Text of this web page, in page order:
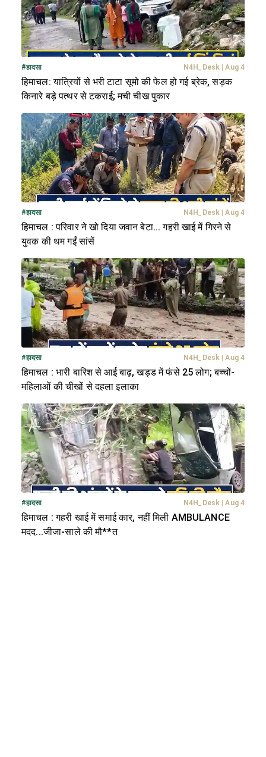
#हादसा N4H_Desk | Aug 4
हिमाचल: यात्रियों से भरी टाटा सूमो की फेल हो गई ब्रेक, सड़क
किनारे बड़े पत्थर से टकराई; मची चीख पुकार
#हादसा N4H_Desk | Aug 4
हिमाचल : परिवार ने खो दिया जवान बेटा... गहरी खाई में गिरने से
युवक की थम गईं सांसें
#हादसा N4H_Desk | Aug 4
हिमाचल : भारी बारिश से आई बाढ़, खड्ड में फंसे 25 लोग; बच्चों-
महिलाओं की चीखों से दहला इलाका
#हादसा N4H_Desk | Aug 4
हिमाचल : गहरी खाई में समाई कार, नहीं मिली AMBULANCE
मदद...जीजा-साले की मौ**त